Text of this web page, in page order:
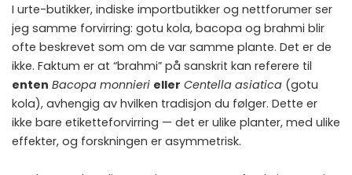
I urte-butikker, indiske importbutikker og nettforumer ser
jeg samme forvirring: gotu kola, bacopa og brahmi blir
ofte beskrevet som om de var samme plante. Det er de
ikke. Faktum er at “brahmi” på sanskrit kan referere til
enten Bacopa monnieri eller Centella asiatica (gotu
kola), avhengig av hvilken tradisjon du følger. Dette er
ikke bare etiketteforvirring — det er ulike planter, med ulike
effekter, og forskningen er asymmetrisk.